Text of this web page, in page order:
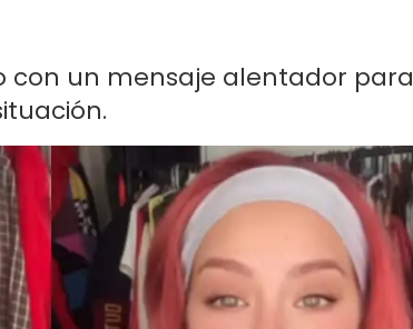
con un mensaje alentador para